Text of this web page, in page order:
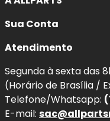
Sua Conta
Atendimento
Segunda à sexta das
(Horário de Brasília /
Telefone/Whatsapp:
E-mail: